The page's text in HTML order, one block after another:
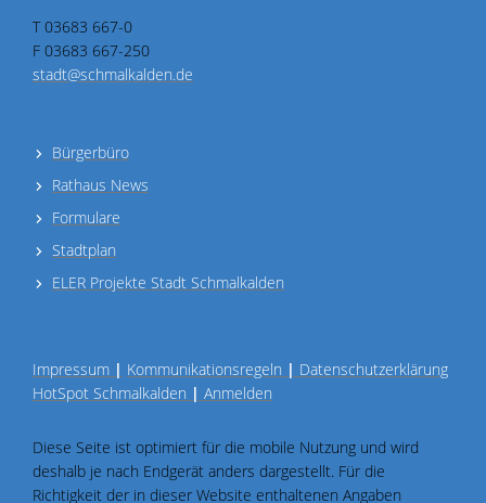
T 03683 667-0
F 03683 667-250
stadt@schmalkalden.de
Bürgerbüro
Rathaus News
Formulare
Stadtplan
ELER Projekte Stadt Schmalkalden
Impressum | Kommunikationsregeln | Datenschutzerklärung
HotSpot Schmalkalden | Anmelden
Diese Seite ist optimiert für die mobile Nutzung und wird
deshalb je nach Endgerät anders dargestellt. Für die
Richtigkeit der in dieser Website enthaltenen Angaben